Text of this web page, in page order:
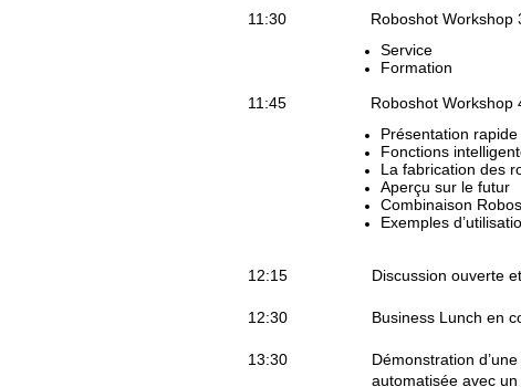
11:30 Roboshot Workshop
Service
Formation
11:45 Roboshot Workshop
Présentation
Fonctions
La fabrication des
Aperçu sur le futur
Combinaison
Exemples
12:15 Discussion ouverte et
12:30 Business Lunch en
13:30 Démonstration d’une
automatisée avec